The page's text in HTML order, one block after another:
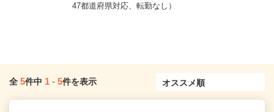
47都道府県対応、転勤なし）
全 5件中 1 - 5件を表示